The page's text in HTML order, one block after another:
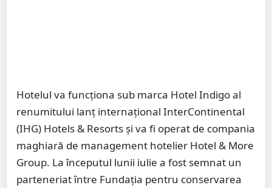
Hotelul va funcționa sub marca Hotel Indigo al
renumitului lanț internațional InterContinental
(IHG) Hotels & Resorts și va fi operat de compania
maghiară de management hotelier Hotel & More
Group. La începutul lunii iulie a fost semnat un
parteneriat între Fundația pentru conservarea